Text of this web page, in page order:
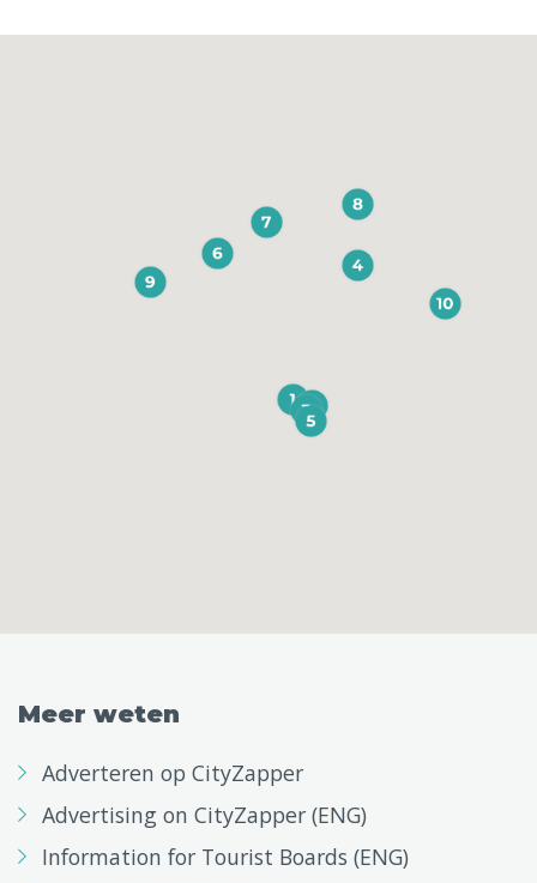
Meer weten
Adverteren op CityZapper
Advertising on CityZapper (ENG)
Information for Tourist Boards (ENG)